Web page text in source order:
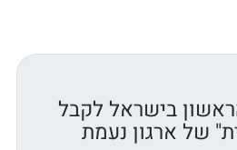
בישראל לקבל
של ארגון נעמת